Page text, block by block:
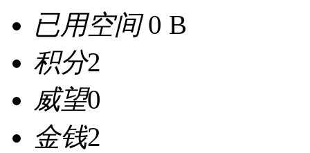
已用空间0 B
积分2
威望0
金钱2